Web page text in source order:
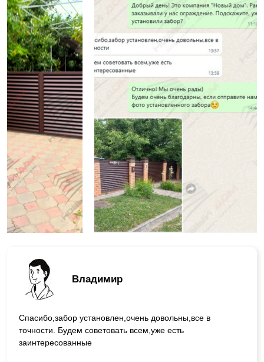
Владимир
Спасибо,забор установлен,очень довольны,все в
точности. Будем советовать всем,уже есть
заинтересованные